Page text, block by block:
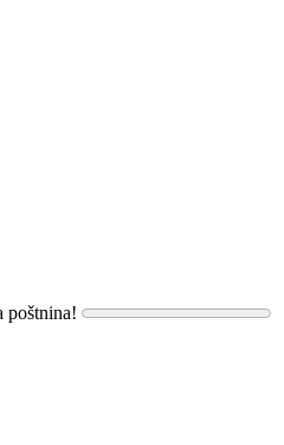
poštnina!